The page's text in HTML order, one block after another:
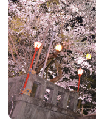
６月７日（日） 平家
10:00 赤間神宮神事
大祭の宴 （平家の里
10:45 赤間神宮 蘭
11:00 平 桜子 薩摩
11:30 Ren ケーナ演
12:00 おさるランド